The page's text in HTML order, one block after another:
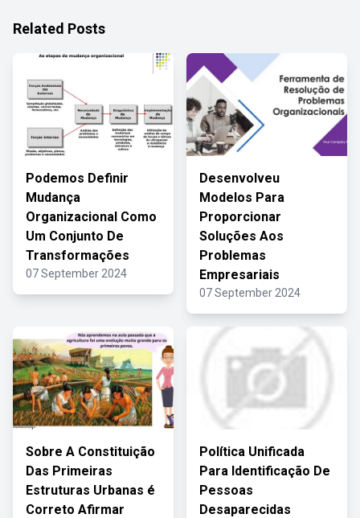
Related Posts
Podemos Definir
Mudança
Organizacional Como
Um Conjunto De
Transformações
07 September 2024
Desenvolveu
Modelos Para
Proporcionar
Soluções Aos
Problemas
Empresariais
07 September 2024
Sobre A Constituição
Das Primeiras
Estruturas Urbanas é
Correto Afirmar
Política Unificada
Para Identificação De
Pessoas
Desaparecidas